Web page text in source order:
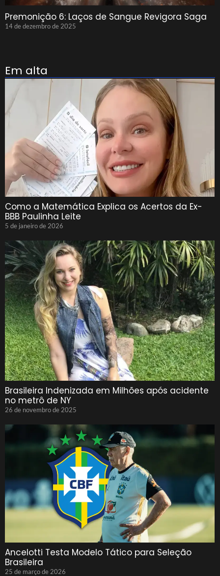
Premonição 6: Laços de Sangue Revigora Saga
14 de dezembro de 2025
Em alta
Como a Matemática Explica os Acertos da Ex-
BBB Paulinha Leite
5 de janeiro de 2026
Brasileira Indenizada em Milhões após acidente
no metrô de NY
26 de novembro de 2025
Ancelotti Testa Modelo Tático para Seleção
Brasileira
25 de março de 2026